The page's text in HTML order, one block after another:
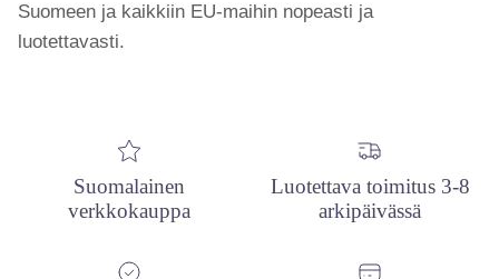
Suomeen ja kaikkiin EU-maihin nopeasti ja
luotettavasti.
Suomalainen
verkkokauppa
Luotettava toimitus 3-8
arkipäivässä